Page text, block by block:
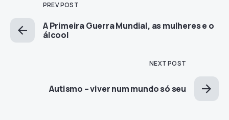
PREV POST
A Primeira Guerra Mundial, as mulheres e o
álcool
NEXT POST
Autismo – viver num mundo só seu